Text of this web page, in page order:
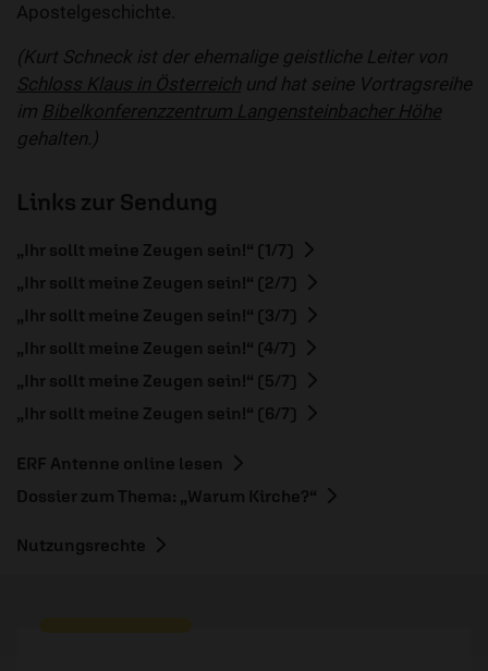
Apostelgeschichte.
(Kurt Schneck ist der ehemalige geistliche Leiter von
Schloss Klaus in Österreich und hat seine Vortragsreihe
im Bibelkonferenzzentrum Langensteinbacher Höhe
gehalten.)
Links zur Sendung
„Ihr sollt meine Zeugen sein!“ (1/7)
„Ihr sollt meine Zeugen sein!“ (2/7)
„Ihr sollt meine Zeugen sein!“ (3/7)
„Ihr sollt meine Zeugen sein!“ (4/7)
„Ihr sollt meine Zeugen sein!“ (5/7)
„Ihr sollt meine Zeugen sein!“ (6/7)
ERF Antenne online lesen
Dossier zum Thema: „Warum Kirche?“
Nutzungsrechte